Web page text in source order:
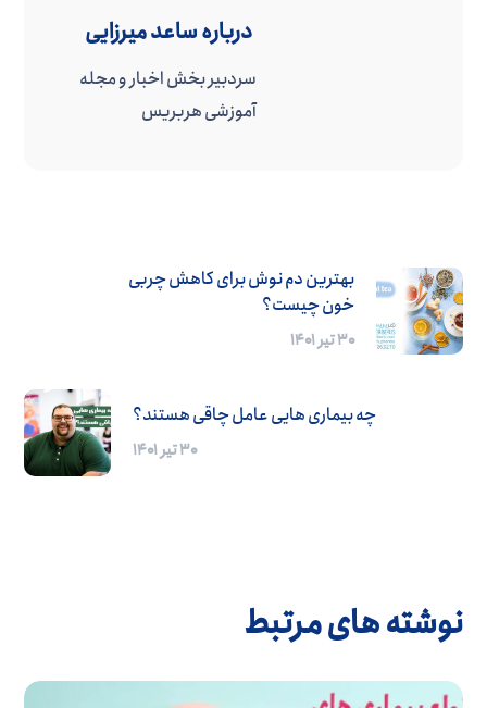
دربارهساعد میرزایی
سردبیر بخش اخبار و مجله
آموزشی هربریس
بهترین دم نوش برای کاهش چربی
خون چیست؟
۳۰ تیر ۱۴۰۱
چه بیماری هایی عامل چاقی هستند؟
۳۰ تیر ۱۴۰۱
نوشته های مرتبط